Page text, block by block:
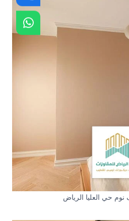
حي العليا الرياض